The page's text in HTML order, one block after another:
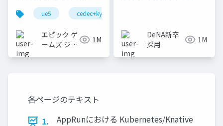
ョンの新機能について
【CEDEC+KYUSHU
2022】
ue5 cedec+kyushu
エピック ゲ
ームズ ジャ
1M
DeNA新卒
採用
1M
各ページのテキスト
1.
AppRunにおける Kubernetes/Knative